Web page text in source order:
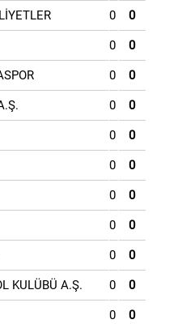
0 0
0 0
0 0
0 0
0 0
0 0
0 0
0 0
0 0
KULÜBÜ A.Ş. 0 0
0 0